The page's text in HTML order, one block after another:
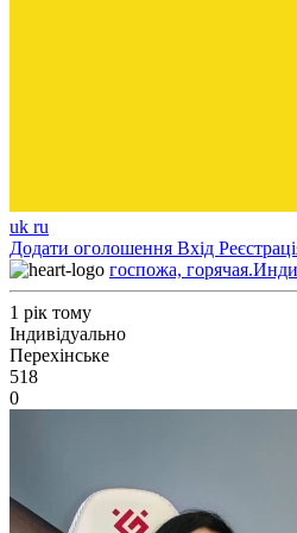
uk ru
Додати оголошення Вхід
госпожа,
1 рік тому
Індивідуально
Перехінське
518
0